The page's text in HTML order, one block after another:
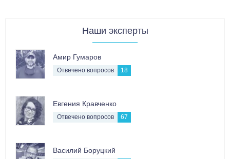
Наши эксперты
Амир Гумаров
Отвечено вопросов 18
Евгения Кравченко
Отвечено вопросов 67
Василий Боруцкий